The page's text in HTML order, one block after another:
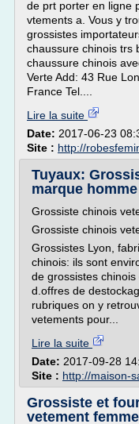
de prt porter en ligne
vtements a. Vous y
grossistes
chaussure chinois trs
chaussure chinois
Verte Add: 43 Rue
France Tel....
Lire la suite
Date: 2017-06-23
Site : http://
Tuyaux:
marque
Grossiste chinois
Grossiste chinois
Grossistes Lyon,
chinois: ils sont
de grossistes
d.offres de
rubriques on y
vetements pour...
Lire la suite
Date: 2017-09-28
Site : http://maison-
Grossiste et
vetement